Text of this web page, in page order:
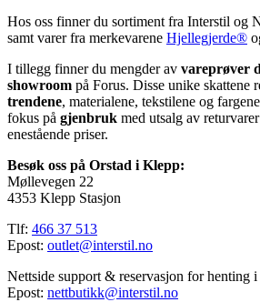
Hos oss finner du sortiment fra Interstil og
samt varer fra merkevarene Hjellegjerde®
I tillegg finner du mengder av vareprøver
showroom på Forus. Disse unike skattene
trendene, materialene, tekstilene og
fokus på gjenbruk med utsalg av
enestående priser.
Besøk oss på Orstad i Klepp:
Møllevegen 22
4353 Klepp Stasjon
Tlf: 466 37 513
Epost: outlet@interstil.no
Nettside support & reservasjon for henting i
Epost: nettbutikk@interstil.no